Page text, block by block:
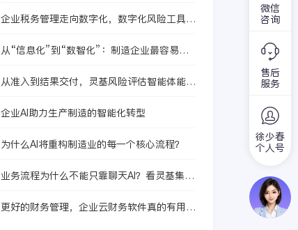
企业税务管理走向数字化，数字化风险工具管
从“信息化”到“数智化”：制造企业最容易忽
从准入到结果交付，灵基风险评估智能体能做
企业AI助力生产制造的智能化转型
为什么AI将重构制造业的每一个核心流程？
业务流程为什么不能只靠聊天AI？看灵基集团
更好的财务管理，企业云财务软件真的有用
微信
咨询
售后
服务
徐少春
个人号